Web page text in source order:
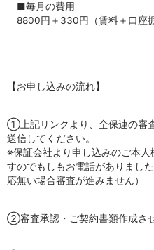
■毎月の費用
8800円＋330円（賃料＋口座振
【お申し込みの流れ】
①上記リンクより、全保連の審
送信してください。
※保証会社より申し込みのご本
すのでもしもお電話がありまし
応無い場合審査が進みません）
②審査承認・ご契約書類作成さ